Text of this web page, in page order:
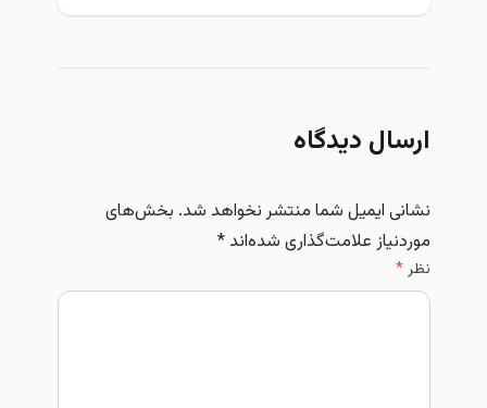
دیدگاه
ایمیل شما منتشر نخواهد شد.بخش‌های
علامت‌گذاری شده‌اند*